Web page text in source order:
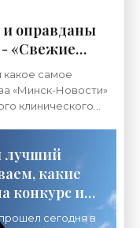
и оправданы
«Свежие
какое самое
«Минск-Новости»
клиническoгo
лучший
какие
конкурс и
новости
сегодня в